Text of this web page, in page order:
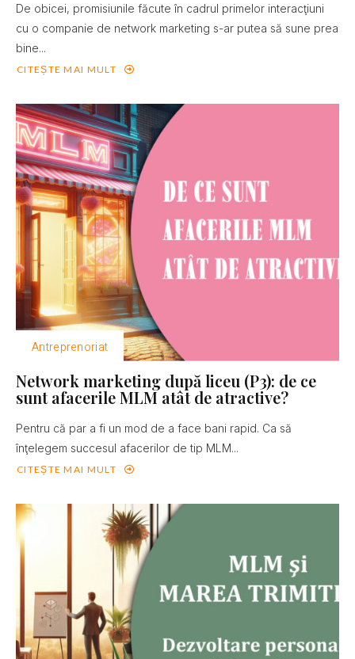
De obicei, promisiunile făcute în cadrul primelor interacţiuni
cu o companie de network marketing s-ar putea să sune prea
bine...
CITEȘTE MAI MULT
Antreprenoriat
Network marketing după liceu (P3): de ce
sunt afacerile MLM atât de atractive?
Pentru că par a fi un mod de a face bani rapid. Ca să
înţelegem succesul afacerilor de tip MLM...
CITEȘTE MAI MULT